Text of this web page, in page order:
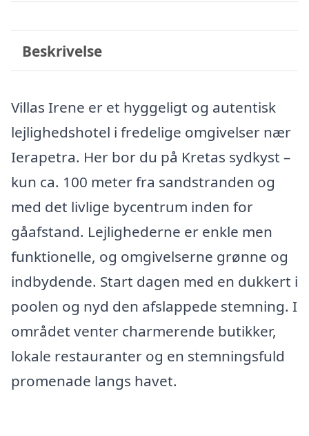
Beskrivelse
Villas Irene er et hyggeligt og autentisk
lejlighedshotel i fredelige omgivelser nær
Ierapetra. Her bor du på Kretas sydkyst –
kun ca. 100 meter fra sandstranden og
med det livlige bycentrum inden for
gåafstand. Lejlighederne er enkle men
funktionelle, og omgivelserne grønne og
indbydende. Start dagen med en dukkert i
poolen og nyd den afslappede stemning. I
området venter charmerende butikker,
lokale restauranter og en stemningsfuld
promenade langs havet.